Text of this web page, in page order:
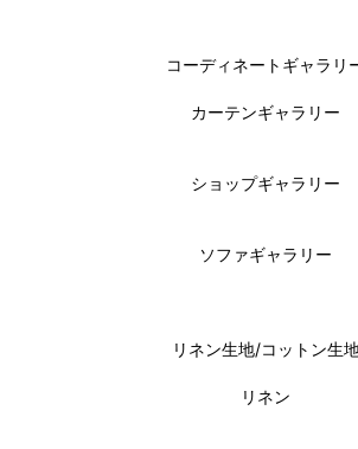
コーディネートギャラリ
カーテンギャラリー
ショップギャラリー
ソファギャラリー
リネン生地/コットン生
リネン